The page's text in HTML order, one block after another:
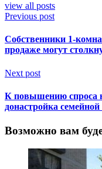
view all posts
Previous post
Собственники 1-
продаже могут
Next post
К повышению спроса
донастройка
Возможно вам